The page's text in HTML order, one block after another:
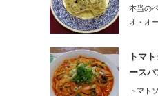
本当の
オ・オ
トマ
ースパ
トマト